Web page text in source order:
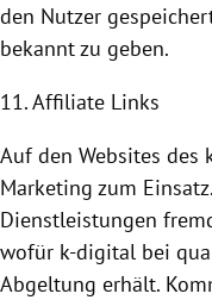
den Nutzer
bekannt zu geben.
11. Affiliate Links
Auf den Websites
Marketing zum
Dienstleistungen
wofür k-digital bei
Abgeltung erhält.